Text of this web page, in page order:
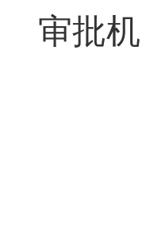
审批